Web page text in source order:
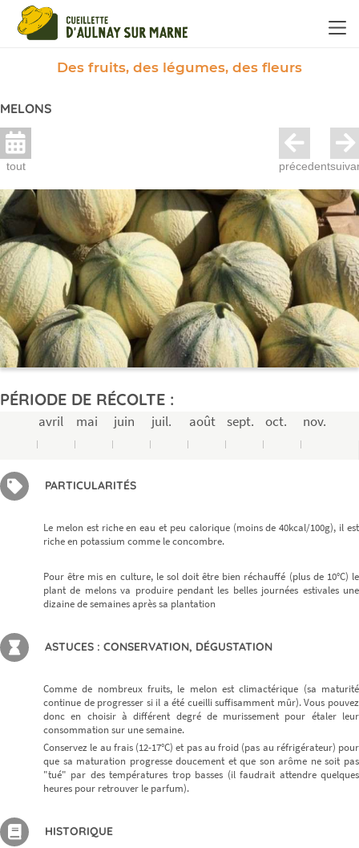
Des fruits, des légumes, des fleurs
MELONS
tout précedent
PÉRIODE DE RÉCOLTE :
avril mai juin juil. août sept. oct. nov.
PARTICULARITÉS
Le melon est riche en eau et peu calorique (moins de 40kcal/100g), il est
riche en potassium comme le concombre.
Pour être mis en culture, le sol doit être bien réchauffé (plus de 10°C) le
plant de melons va produire pendant les belles journées estivales une
dizaine de semaines après sa plantation
ASTUCES : CONSERVATION, DÉGUSTATION
Comme de nombreux fruits, le melon est climactérique (sa maturité
continue de progresser si il a été cueilli suffisamment mûr). Vous pouvez
donc en choisir à différent degré de murissement pour étaler leur
consommation sur une semaine.
Conservez le au frais (12-17°C) et pas au froid (pas au réfrigérateur) pour
que sa maturation progresse doucement et que son arôme ne soit pas
"tué" par des températures trop basses (il faudrait attendre quelques
heures pour retrouver le parfum).
HISTORIQUE
Panneau de gestion des cookies